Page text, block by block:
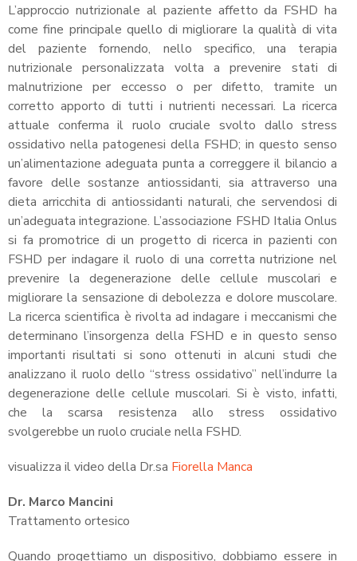
L’approccio nutrizionale al paziente affetto da FSHD ha
come fine principale quello di migliorare la qualità di vita
del paziente fornendo, nello specifico, una terapia
nutrizionale personalizzata volta a prevenire stati di
malnutrizione per eccesso o per difetto, tramite un
corretto apporto di tutti i nutrienti necessari. La ricerca
attuale conferma il ruolo cruciale svolto dallo stress
ossidativo nella patogenesi della FSHD; in questo senso
un’alimentazione adeguata punta a correggere il bilancio a
favore delle sostanze antiossidanti, sia attraverso una
dieta arricchita di antiossidanti naturali, che servendosi di
un’adeguata integrazione. L’associazione FSHD Italia Onlus
si fa promotrice di un progetto di ricerca in pazienti con
FSHD per indagare il ruolo di una corretta nutrizione nel
prevenire la degenerazione delle cellule muscolari e
migliorare la sensazione di debolezza e dolore muscolare.
La ricerca scientifica è rivolta ad indagare i meccanismi che
determinano l’insorgenza della FSHD e in questo senso
importanti risultati si sono ottenuti in alcuni studi che
analizzano il ruolo dello “stress ossidativo” nell’indurre la
degenerazione delle cellule muscolari. Si è visto, infatti,
che la scarsa resistenza allo stress ossidativo
svolgerebbe un ruolo cruciale nella FSHD.
visualizza il video della Dr.sa Fiorella Manca
Dr. Marco Mancini
Trattamento ortesico
Quando progettiamo un dispositivo, dobbiamo essere in